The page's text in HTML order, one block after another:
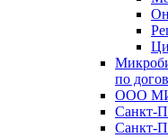
по
ООО
Санкт-
Санкт-